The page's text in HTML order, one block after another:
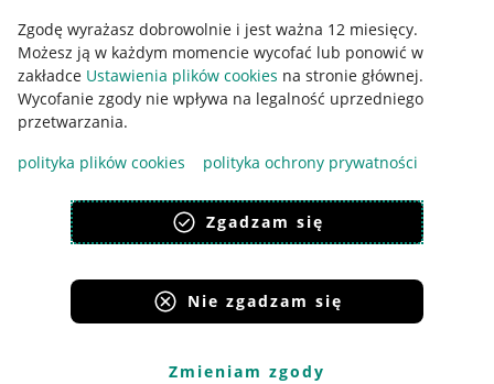
Zgodę wyrażasz dobrowolnie i jest ważna 12 miesięcy.
Możesz ją w każdym momencie wycofać lub ponowić w
zakładce Ustawienia plików cookies na stronie głównej.
Wycofanie zgody nie wpływa na legalność uprzedniego
przetwarzania.
polityka plików cookies
polityka ochrony prywatności
Zgadzam się
Nie zgadzam się
Zmieniam zgody
Pobierz aplikację
Korzystanie z serwisu oznacza akceptacjęregulaminu